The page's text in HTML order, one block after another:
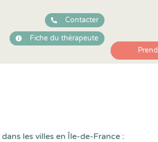
Contacter
Fiche du thérapeute
les villes en Île-de-France :